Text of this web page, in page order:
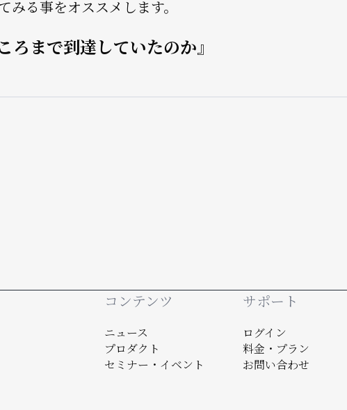
る事をオススメします。
ろまで到達していたのか』
Footer
コンテンツ
ニュース
プロダクト
セミナー・イベント
サポート
ログイン
料金・プラン
お問い合わせ